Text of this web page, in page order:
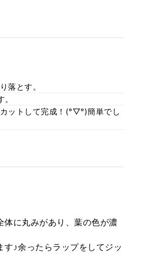
落とす。
ットして完成！(°▽°)簡単でし
に丸みがあり、葉の色が濃
♪余ったらラップをしてジッ